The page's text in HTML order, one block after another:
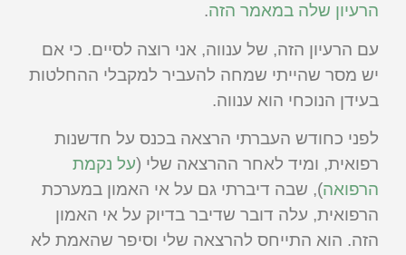
הרעיון שלה במאמר הזה.
עם הרעיון הזה, של ענווה, אני רוצה לסיים. כי אם
יש מסר שהייתי שמחה להעביר למקבלי ההחלטות
בעידן הנוכחי הוא ענווה.
לפני כחודש העברתי הרצאה בכנס על חדשנות
רפואית, ומיד לאחר ההרצאה שלי (על נקמת
הרפואה), שבה דיברתי גם על אי האמון במערכת
הרפואית, עלה דובר שדיבר בדיוק על אי האמון
הזה. הוא התייחס להרצאה שלי וסיפר שהאמת לא